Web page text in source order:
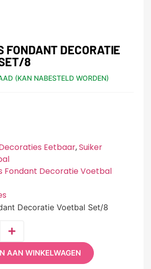
FONDANT DECORATIE
8
(KAN NABESTELD WORDEN)
Eetbaar,Suiker
Fondant Decoratie Voetbal
Decoratie Voetbal Set/8
AAN WINKELWAGEN